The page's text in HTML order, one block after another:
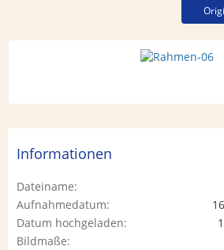
Informationen
Dateiname
Aufnahmedatum
Datum hochgeladen
Bildmaße